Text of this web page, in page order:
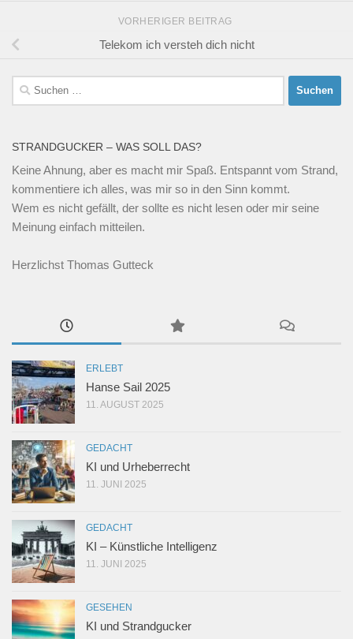
VORHERIGER BEITRAG
Telekom ich versteh dich nicht
Suchen
nach:
STRANDGUCKER – WAS SOLL DAS?
Keine Ahnung, aber es macht mir Spaß. Entspannt vom Strand,
kommentiere ich alles, was mir so in den Sinn kommt.
Wem es nicht gefällt, der sollte es nicht lesen oder mir seine
Meinung einfach mitteilen.
Herzlichst Thomas Gutteck
ERLEBT
Hanse Sail 2025
11. AUGUST 2025
GEDACHT
KI und Urheberrecht
11. JUNI 2025
GEDACHT
KI – Künstliche Intelligenz
11. JUNI 2025
GESEHEN
KI und Strandgucker